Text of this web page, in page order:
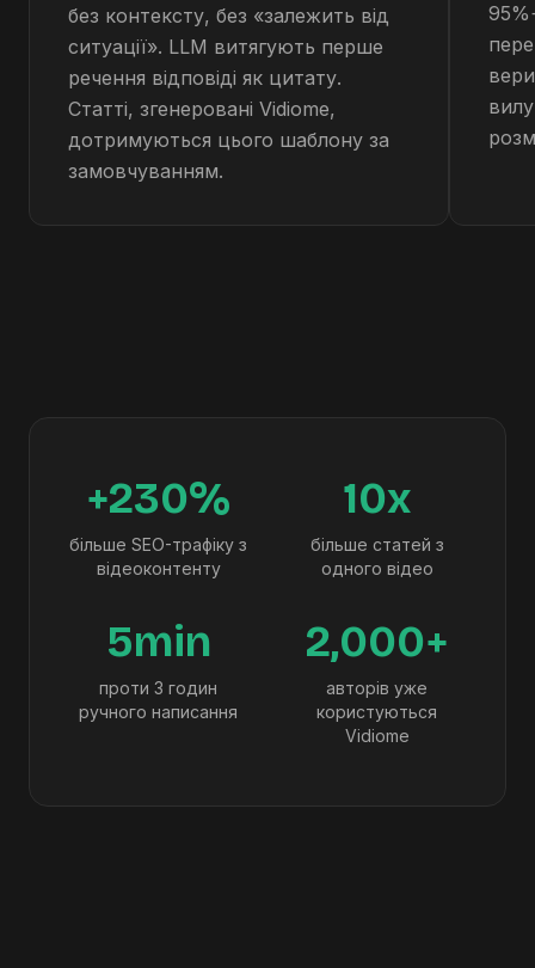
без контексту, без «залежить від
ситуації». LLM витягують перше
речення відповіді як цитату.
Статті, згенеровані Vidiome,
дотримуються цього шаблону за
замовчуванням.
+230%
більше SEO-трафіку з
відеоконтенту
10x
більше статей з
одного відео
5min
проти 3 годин
ручного написання
2,000+
авторів уже
користуються
Vidiome